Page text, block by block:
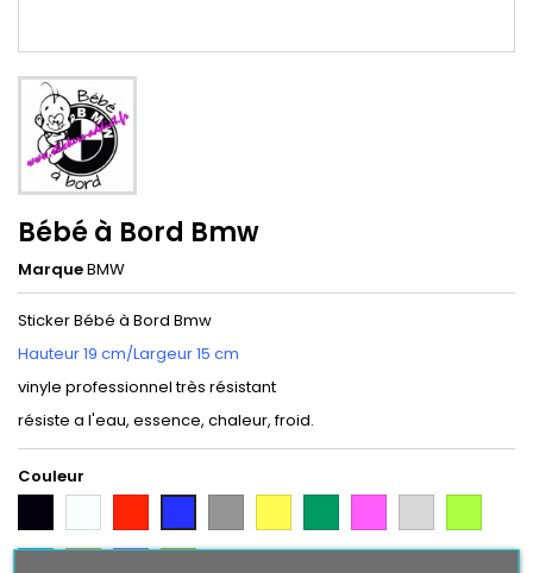
Bébé à Bord Bmw
MarqueBMW
Sticker Bébé à Bord Bmw
Hauteur 19 cm/Largeur 15 cm
vinyle professionnel très résistant
résiste a l'eau, essence, chaleur, froid.
Couleur
Rouge
ArgentCitron
Bleu
OrangeVioletGold